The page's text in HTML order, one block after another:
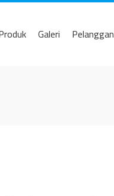
Galeri Pelanggan